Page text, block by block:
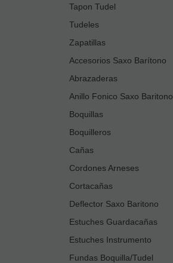
Tapon Tudel
Tudeles
Zapatillas
Accesorios Saxo Barítono
Abrazaderas
Anillo Fonico Saxo Baritono
Boquillas
Boquilleros
Cañas
Cordones Arneses
Cortacañas
Deflector Saxo Baritono
Estuches Guardacañas
Estuches Instrumento
Fundas Boquilla/Tudel